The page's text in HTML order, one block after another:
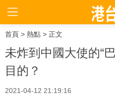
首頁 > 熱點 > 正文
未炸到中國大使的“
目的？
2021-04-12 21:19:16